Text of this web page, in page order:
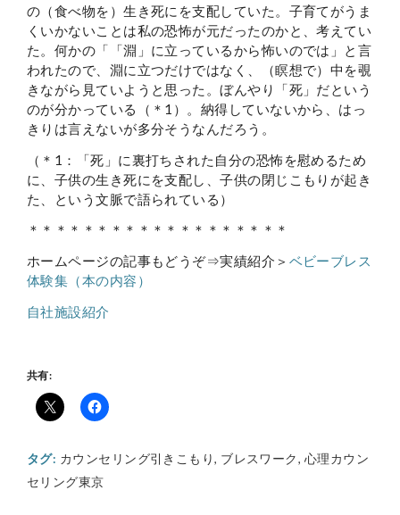
の（食べ物を）生き死にを支配していた。子育てがうま
くいかないことは私の恐怖が元だったのかと、考えてい
た。何かの「「淵」に立っているから怖いのでは」と言
われたので、淵に立つだけではなく、（瞑想で）中を覗
きながら見ていようと思った。ぼんやり「死」だという
のが分かっている（＊1）。納得していないから、はっ
きりは言えないが多分そうなんだろう。
（＊1：「死」に裏打ちされた自分の恐怖を慰めるため
に、子供の生き死にを支配し、子供の閉じこもりが起き
た、という文脈で語られている）
＊＊＊＊＊＊＊＊＊＊＊＊＊＊＊＊＊＊＊
ホームページの記事もどうぞ⇒実績紹介＞ ベビーブレス
体験集（本の内容）
自社施設紹介
共有:
タグ: カウンセリング引きこもり, ブレスワーク, 心理カウン
セリング東京